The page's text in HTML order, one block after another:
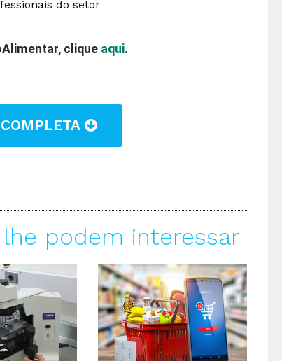
do setor
clique aqui.
podem interessar